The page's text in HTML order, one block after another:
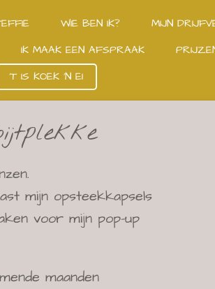
WIE BEN IK? MIJN
IK MAAK EEN AFSPRAAK
'T IS KOEK 'N EI
mijn opsteekkapsels
voor mijn pop-up
maanden